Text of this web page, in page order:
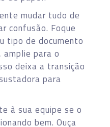
mudar tudo de
confusão. Foque
tipo de documento
amplie para o
deixa a transição
para
à sua equipe se o
bem. Ouça